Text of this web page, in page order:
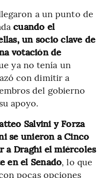
a un punto de
cuando el
un socio clave de
votación de
ya no tenía un
con dimitir a
del gobierno
apoyo.
Salvini y Forza
se unieron a Cinco
a Draghi el miércoles
en el Senado, lo que
pocas opciones